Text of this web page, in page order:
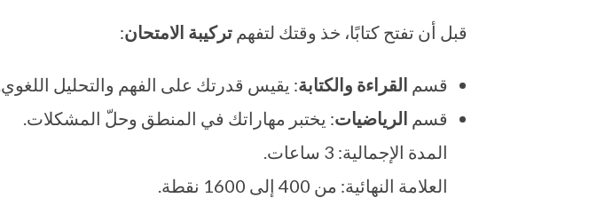
قبل أن تفتح كتابًا، خذ وقتك لتفهم تركيبة الامتحان:
قسم القراءة والكتابة: يقيس قدرتك على الفهم والتحليل اللغوي.
قسم الرياضيات: يختبر مهاراتك في المنطق وحلّ المشكلات.
المدة الإجمالية: 3 ساعات.
العلامة النهائية: من 400 إلى 1600 نقطة.